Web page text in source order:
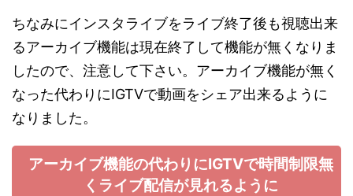
ちなみにインスタライブをライブ終了後も視聴出来
るアーカイブ機能は現在終了して機能が無くなりま
したので、注意して下さい。アーカイブ機能が無く
なった代わりにIGTVで動画をシェア出来るように
なりました。
アーカイブ機能の代わりにIGTVで時間制限無
くライブ配信が見れるように